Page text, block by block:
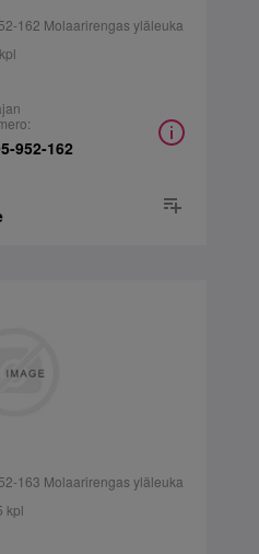
162 Molaarirengas yläleuka
952-162
163 Molaarirengas yläleuka
kpl